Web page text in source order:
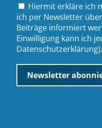
Hiermit erkläre ich
ich per Newsletter
Beiträge informiert
Einwilligung kann ich
Datenschutzerklärung).